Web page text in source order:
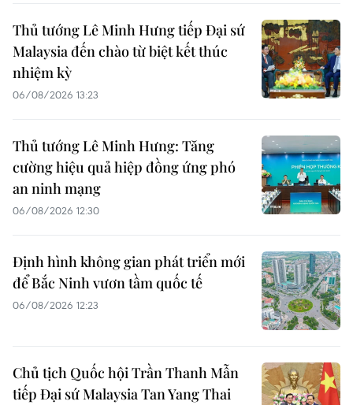
Thủ tướng Lê Minh Hưng tiếp Đại sứ
Malaysia đến chào từ biệt kết thúc
nhiệm kỳ
06/08/2026 13:23
Thủ tướng Lê Minh Hưng: Tăng
cường hiệu quả hiệp đồng ứng phó
an ninh mạng
06/08/2026 12:30
Định hình không gian phát triển mới
để Bắc Ninh vươn tầm quốc tế
06/08/2026 12:23
Chủ tịch Quốc hội Trần Thanh Mẫn
tiếp Đại sứ Malaysia Tan Yang Thai